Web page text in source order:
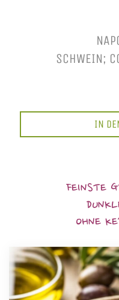
SCHWEIN;
IN
FEINSTE
OHNE